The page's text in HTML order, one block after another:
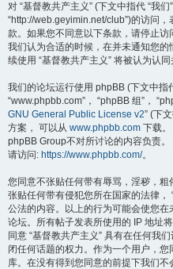
对 “基督教共产主义” (下文中指代 “我们
“http://web.geyimin.net/club”)的访问
款。如果您不同意以下条款，请停止访
我们认为合适的时候，在并未通知您
续使用 “基督教共产主义” 将被认为认同
我们的论坛运行使用 phpBB (下文中指
“www.phpbb.com”， “phpBB 组”，
GNU General Public License v2” (下
方案， 可以从 www.phpbb.com 下载
phpBB Group不对所讨论的内容负责
请访问: https://www.phpbb.com/。
您同意不张贴任何带有辱骂，淫秽，
张贴任何带有侵犯您所在国家的法律，
公法的内容。以上的行为可能会使您
论坛。所有帖子发表所使用的 IP 地址
同意 “基督教共产主义” 具有在任何我
闭任何话题的权力。作为一个用户，
库。在没有得到您同意的前提下我们